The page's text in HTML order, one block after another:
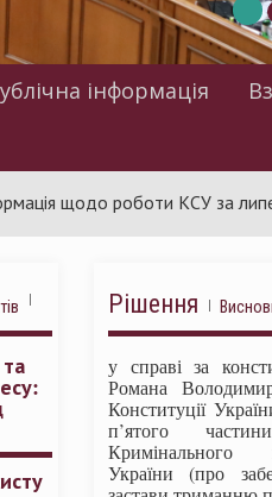
інформація
щодо роботи КСУ за липень:
Рішення
у справі за
Романа
Конституції
п’ятого
Кримінального
України (про